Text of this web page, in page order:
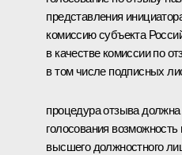
представления
комиссию субъекта
в качестве комиссии по
в том числе подписных
процедура отзыва
голосования возможность
высшего должностного